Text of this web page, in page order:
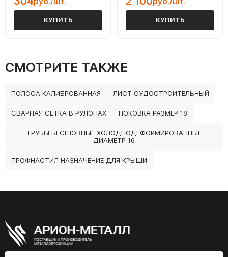
КУПИТЬ КУПИТЬ
СМОТРИТЕ ТАКЖЕ
ПОЛОСА КАЛИБРОВАННАЯ ЛИСТ СУДОСТРОИТЕЛЬНЫЙ
СВАРНАЯ СЕТКА В РУЛОНАХ ПОКОВКА РАЗМЕР 18
ТРУБЫ БЕСШОВНЫЕ ХОЛОДНОДЕФОРМИРОВАННЫЕ
ДИАМЕТР 16
ПРОФНАСТИЛ НАЗНАЧЕНИЕ ДЛЯ КРЫШИ